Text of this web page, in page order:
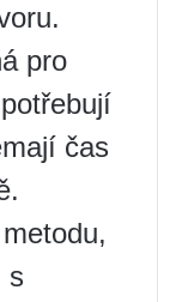
pro
čas
s